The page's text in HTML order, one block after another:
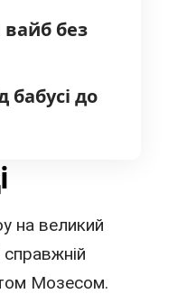
без
бабусі до
на великий
Мозесом.